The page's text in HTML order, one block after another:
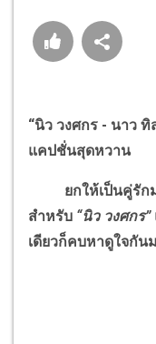
“นิว วงศกร - นาว
แคปชั่นสุดหวาน
ยกให้เป็นคู่รักมา
สำหรับ “นิว วงศกร”
เดียวก็คบหาดูใจกัน